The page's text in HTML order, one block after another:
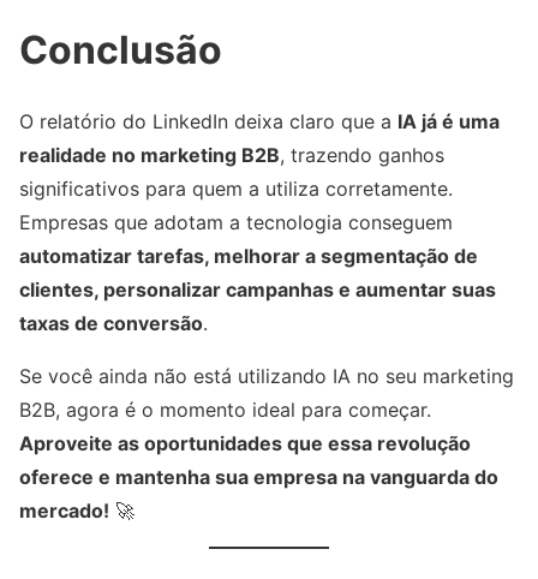
Conclusão
O relatório do LinkedIn deixa claro que a IA já é uma
realidade no marketing B2B, trazendo ganhos
significativos para quem a utiliza corretamente.
Empresas que adotam a tecnologia conseguem
automatizar tarefas, melhorar a segmentação de
clientes, personalizar campanhas e aumentar suas
taxas de conversão.
Se você ainda não está utilizando IA no seu marketing
B2B, agora é o momento ideal para começar.
Aproveite as oportunidades que essa revolução
oferece e mantenha sua empresa na vanguarda do
mercado! 🚀